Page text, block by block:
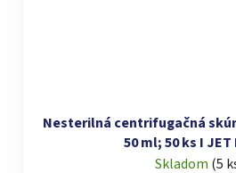
Nesterilná centrifugačná
50 ml; 50 ks I JET
Skladom (5